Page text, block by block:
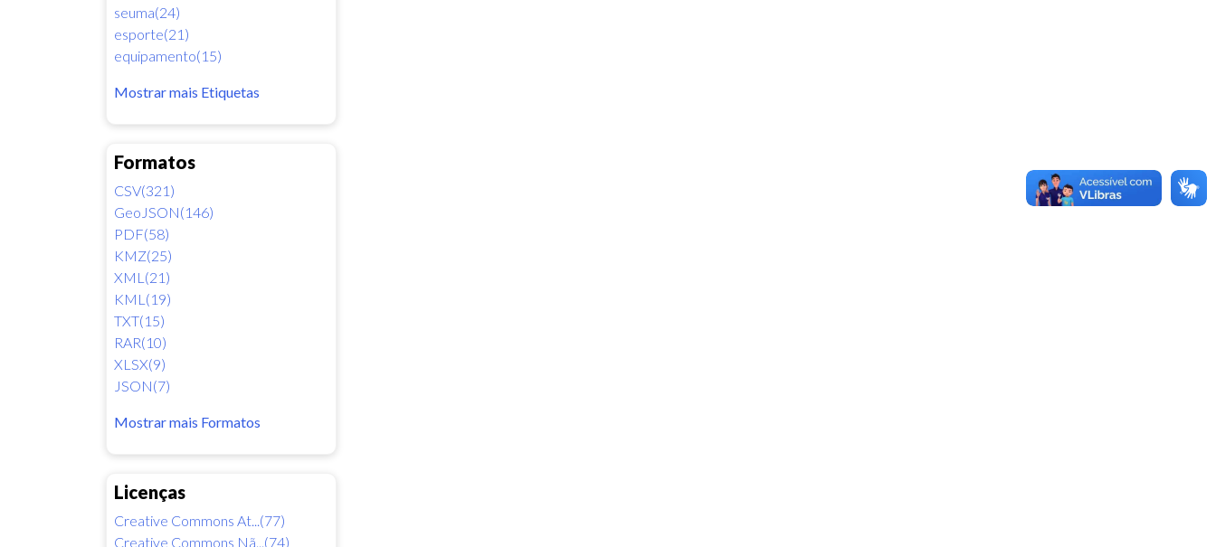
seuma(24)
esporte(21)
equipamento(15)
Mostrar mais Etiquetas
Formatos
CSV(321)
GeoJSON(146)
PDF(58)
KMZ(25)
XML(21)
KML(19)
TXT(15)
RAR(10)
XLSX(9)
JSON(7)
Mostrar mais Formatos
Licenças
Creative Commons At...(77)
Creative Commons Nã...(74)